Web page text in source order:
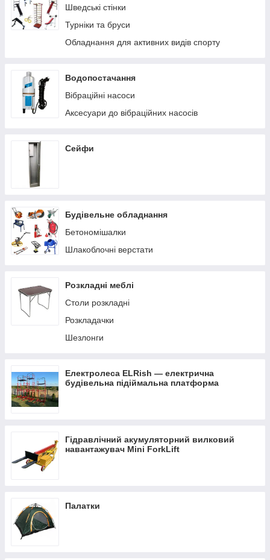
Шведські стінки
Турніки та бруси
Обладнання для активних видів спорту
Водопостачання
Вібраційні насоси
Аксесуари до вібраційних насосів
Сейфи
Будівельне обладнання
Бетономішалки
Шлакоблочні верстати
Розкладні меблі
Столи розкладні
Розкладачки
Шезлонги
Електролеса ELRish — електрична
будівельна підіймальна платформа
Гідравлічний акумуляторний вилковий
навантажувач Mini ForkLift
Палатки